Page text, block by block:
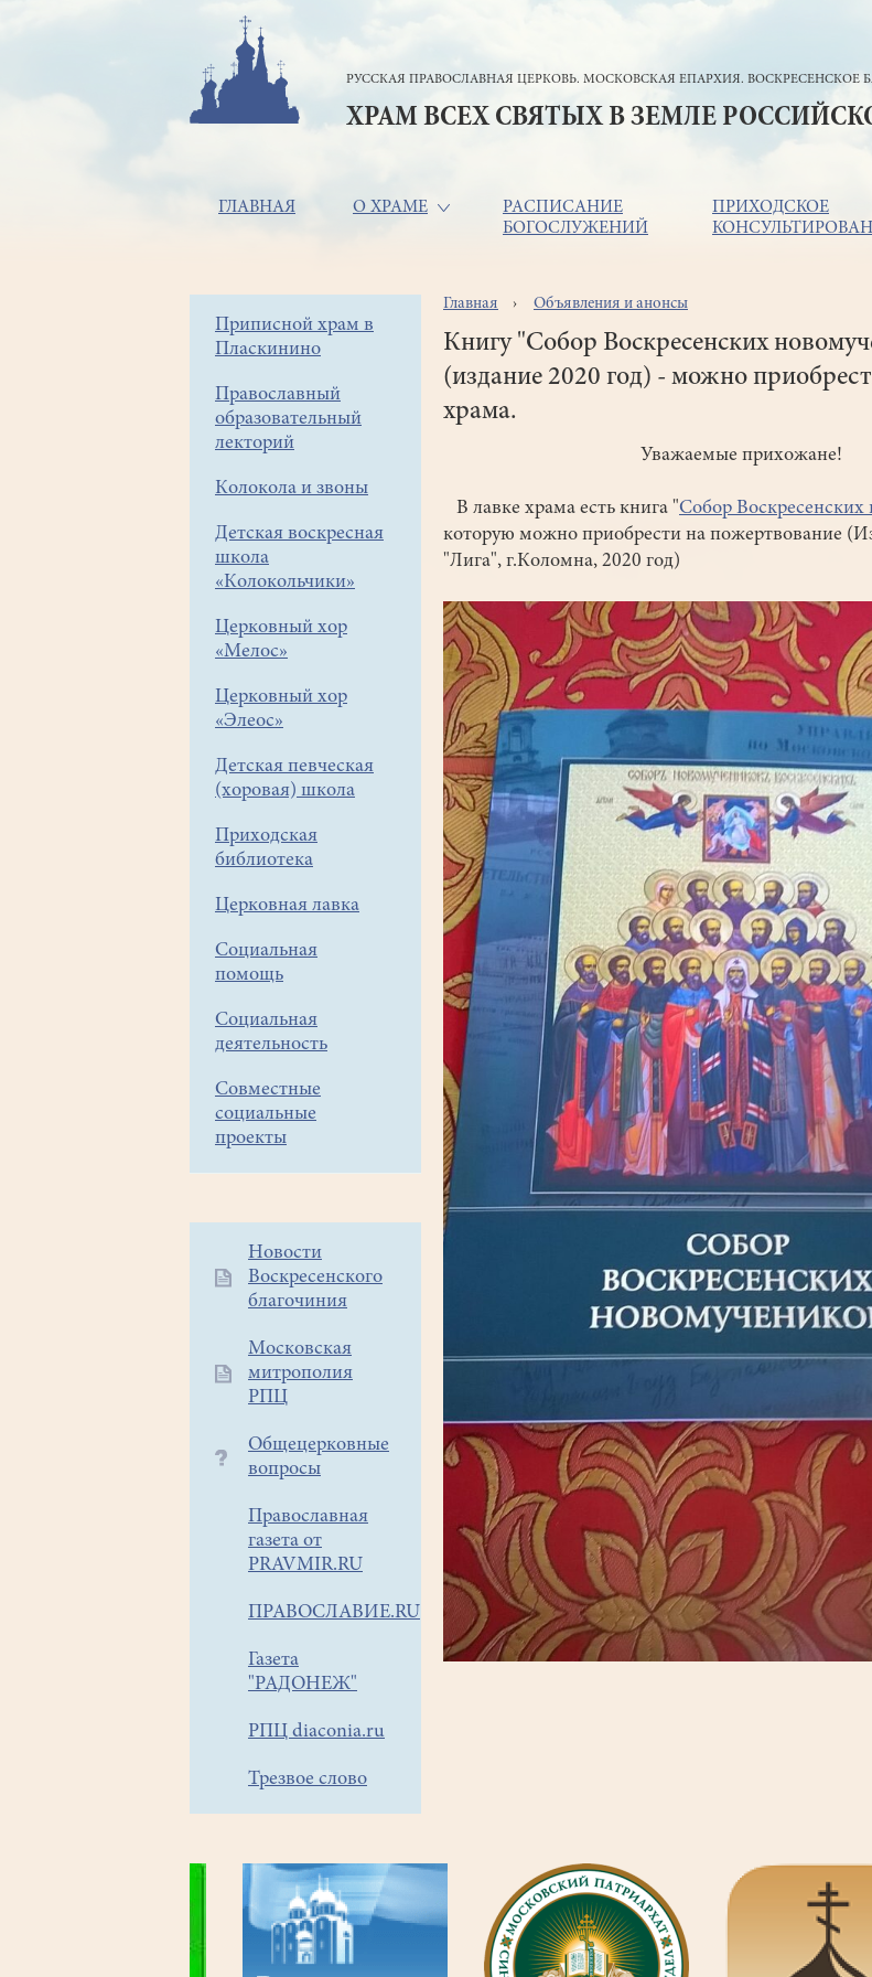
РУССКАЯ ПРАВОСЛАВНАЯ ЦЕРКОВЬ. МОСКОВСКАЯ ЕПАРХИЯ. ВОСКРЕСЕНСКОЕ
ХРАМ ВСЕХ СВЯТЫХ В ЗЕМЛЕ
Основная
ГЛАВНАЯ О ХРАМЕ
РАСПИСАНИЕ
БОГОСЛУЖЕНИЙ
ПРИХОДСКОЕ
Боковое
меню
Приписной храм в
Пласкинино
Православный
образовательный
лекторий
Колокола и звоны
Детская воскресная
школа
«Колокольчики»
Церковный хор
«Мелос»
Церковный хор
«Элеос»
Детская певческая
(хоровая) школа
Приходская
библиотека
Церковная лавка
Социальная
помощь
Социальная
деятельность
Совместные
социальные
проекты
Дополнительное
меню
Новости
Воскресенского
благочиния
Московская
митрополия
РПЦ
Общецерковные
вопросы
Православная
газета от
PRAVMIR.RU
ПРАВОСЛАВИЕ.RU
Газета
"РАДОНЕЖ"
РПЦ diaconia.ru
Трезвое слово
Строка
навигации
Главная Объявления и анонсы
Книгу "Собор Воскресенских
(издание 2020 год) - можно
храма.
Уважаемые прихожане!
В лавке храма есть книга "Собор Воскресенских
которую можно приобрести на пожертвование
"Лига", г.Коломна, 2020 год)